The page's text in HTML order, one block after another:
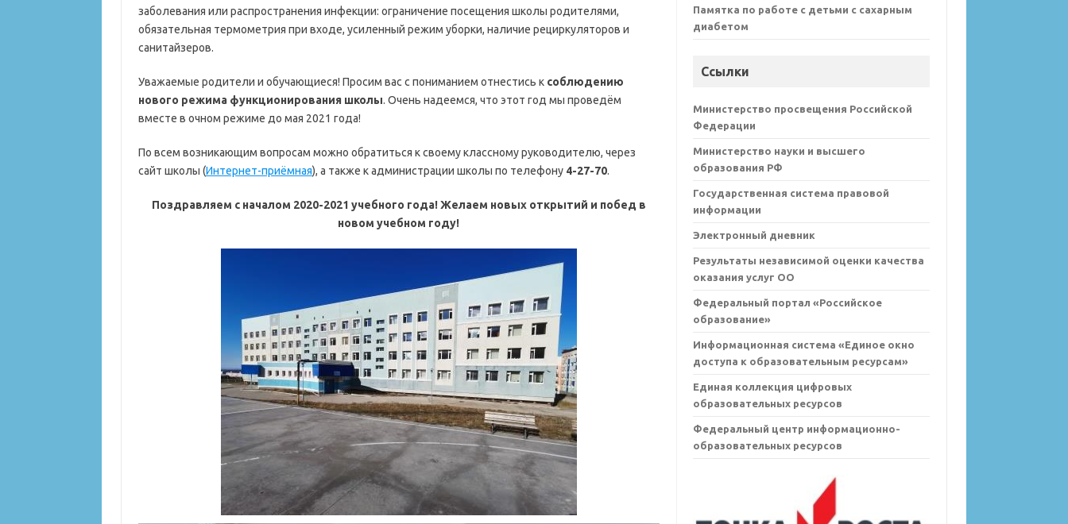
заболевания или распространения инфекции: ограничение посещения школы родителями,
обязательная термометрия при входе, усиленный режим уборки, наличие рециркуляторов и
санитайзеров.
Уважаемые родители и обучающиеся! Просим вас с пониманием отнестись к соблюдению
нового режима функционирования школы. Очень надеемся, что этот год мы проведём
вместе в очном режиме до мая 2021 года!
По всем возникающим вопросам можно обратиться к своему классному руководителю, через
сайт школы (Интернет-приёмная), а также к администрации школы по телефону 4-27-70.
Поздравляем с началом 2020-2021 учебного года! Желаем новых открытий и побед в
новом учебном году!
Памятка по работе с детьми с сахарным
диабетом
Ссылки
Министерство просвещения Российской
Федерации
Министерство науки и высшего
образования РФ
Государственная система правовой
информации
Электронный дневник
Результаты независимой оценки качества
оказания услуг ОО
Федеральный портал «Российское
образование»
Информационная система «Единое окно
доступа к образовательным ресурсам»
Единая коллекция цифровых
образовательных ресурсов
Федеральный центр информационно-
образовательных ресурсов